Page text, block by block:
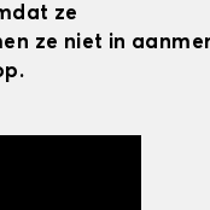
ze
ze niet in